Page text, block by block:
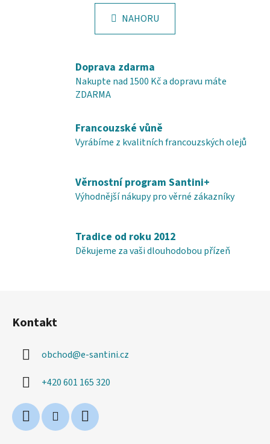
l
á
d
c
í
k
y
p
i
n
k
n
í
NAHORU
Doprava zdarma
Nakupte nad 1500 Kč a dopravu máte
ZDARMA
Francouzské vůně
Vyrábíme z kvalitních francouzských olejů
Věrnostní program Santini+
Výhodnější nákupy pro věrné zákazníky
Tradice od roku 2012
Děkujeme za vaši dlouhodobou přízeň
Kontakt
obchod@e-santini.cz
+420 601 165 320